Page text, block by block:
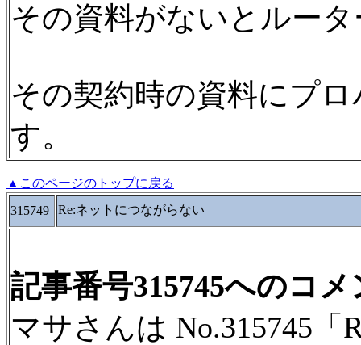
その資料がないとルー
その契約時の資料にプ
す。
▲このページのトップに戻る
315749
Re:ネットにつながらない
記事番号315745へのコメ
マサさんは No.315745